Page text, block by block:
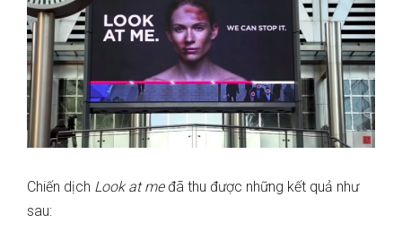
Chiến dịch Look at međã thu được những kết quả như
sau: